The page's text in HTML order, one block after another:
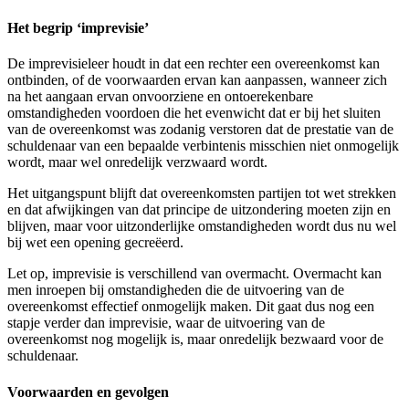
Het begrip ‘imprevisie’
De imprevisieleer houdt in dat een rechter een overeenkomst kan
ontbinden, of de voorwaarden ervan kan aanpassen, wanneer zich
na het aangaan ervan onvoorziene en ontoerekenbare
omstandigheden voordoen die het evenwicht dat er bij het sluiten
van de overeenkomst was zodanig verstoren dat de prestatie van de
schuldenaar van een bepaalde verbintenis misschien niet onmogelijk
wordt, maar wel onredelijk verzwaard wordt.
Het uitgangspunt blijft dat overeenkomsten partijen tot wet strekken
en dat afwijkingen van dat principe de uitzondering moeten zijn en
blijven, maar voor uitzonderlijke omstandigheden wordt dus nu wel
bij wet een opening gecreëerd.
Let op, imprevisie is verschillend van overmacht. Overmacht kan
men inroepen bij omstandigheden die de uitvoering van de
overeenkomst effectief onmogelijk maken. Dit gaat dus nog een
stapje verder dan imprevisie, waar de uitvoering van de
overeenkomst nog mogelijk is, maar onredelijk bezwaard voor de
schuldenaar.
Voorwaarden en gevolgen